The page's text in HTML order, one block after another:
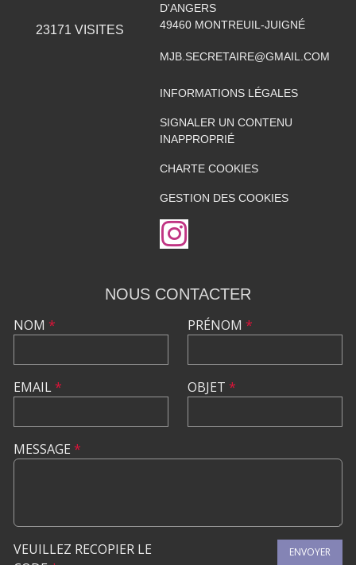
23171 VISITES
D'ANGERS
49460 MONTREUIL-JUIGNÉ
MJB.SECRETAIRE@GMAIL.COM
INFORMATIONS LÉGALES
SIGNALER UN CONTENU
INAPPROPRIÉ
CHARTE COOKIES
GESTION DES COOKIES
NOUS CONTACTER
NOM *
EMAIL*
PRÉNOM *
OBJET *
MESSAGE *
VEUILLEZ RECOPIER LE
ENVOYER